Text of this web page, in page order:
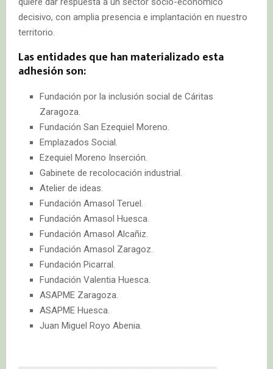
decisivo, con amplia presencia e implantación en nuestro
territorio.
Las entidades que han materializado esta
adhesión son:
Fundación por la inclusión social de Cáritas
Zaragoza.
Fundación San Ezequiel Moreno.
Emplazados Social.
Ezequiel Moreno Inserción.
Gabinete de recolocación industrial.
Atelier de ideas.
Fundación Amasol Teruel.
Fundación Amasol Huesca.
Fundación Amasol Alcañiz.
Fundación Amasol Zaragoz.
Fundación Picarral.
Fundación Valentia Huesca.
ASAPME Zaragoza.
ASAPME Huesca.
Juan Miguel Royo Abenia.